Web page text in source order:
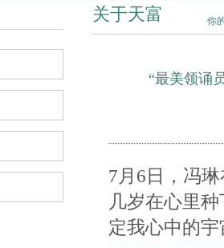
关于天富 你
“最美领诵
7月6日，冯
几岁在心里
定我心中的宇